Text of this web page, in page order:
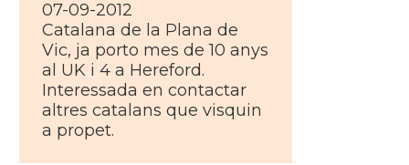
07-09-2012
Catalana de la Plana de
Vic, ja porto mes de 10 anys
al UK i 4 a Hereford.
Interessada en contactar
altres catalans que visquin
a propet.